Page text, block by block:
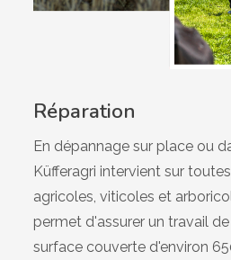
Réparation
En dépannage sur place ou
Küfferagri intervient sur
agricoles, viticoles et
permet d'assurer un travail
surface couverte d'environ